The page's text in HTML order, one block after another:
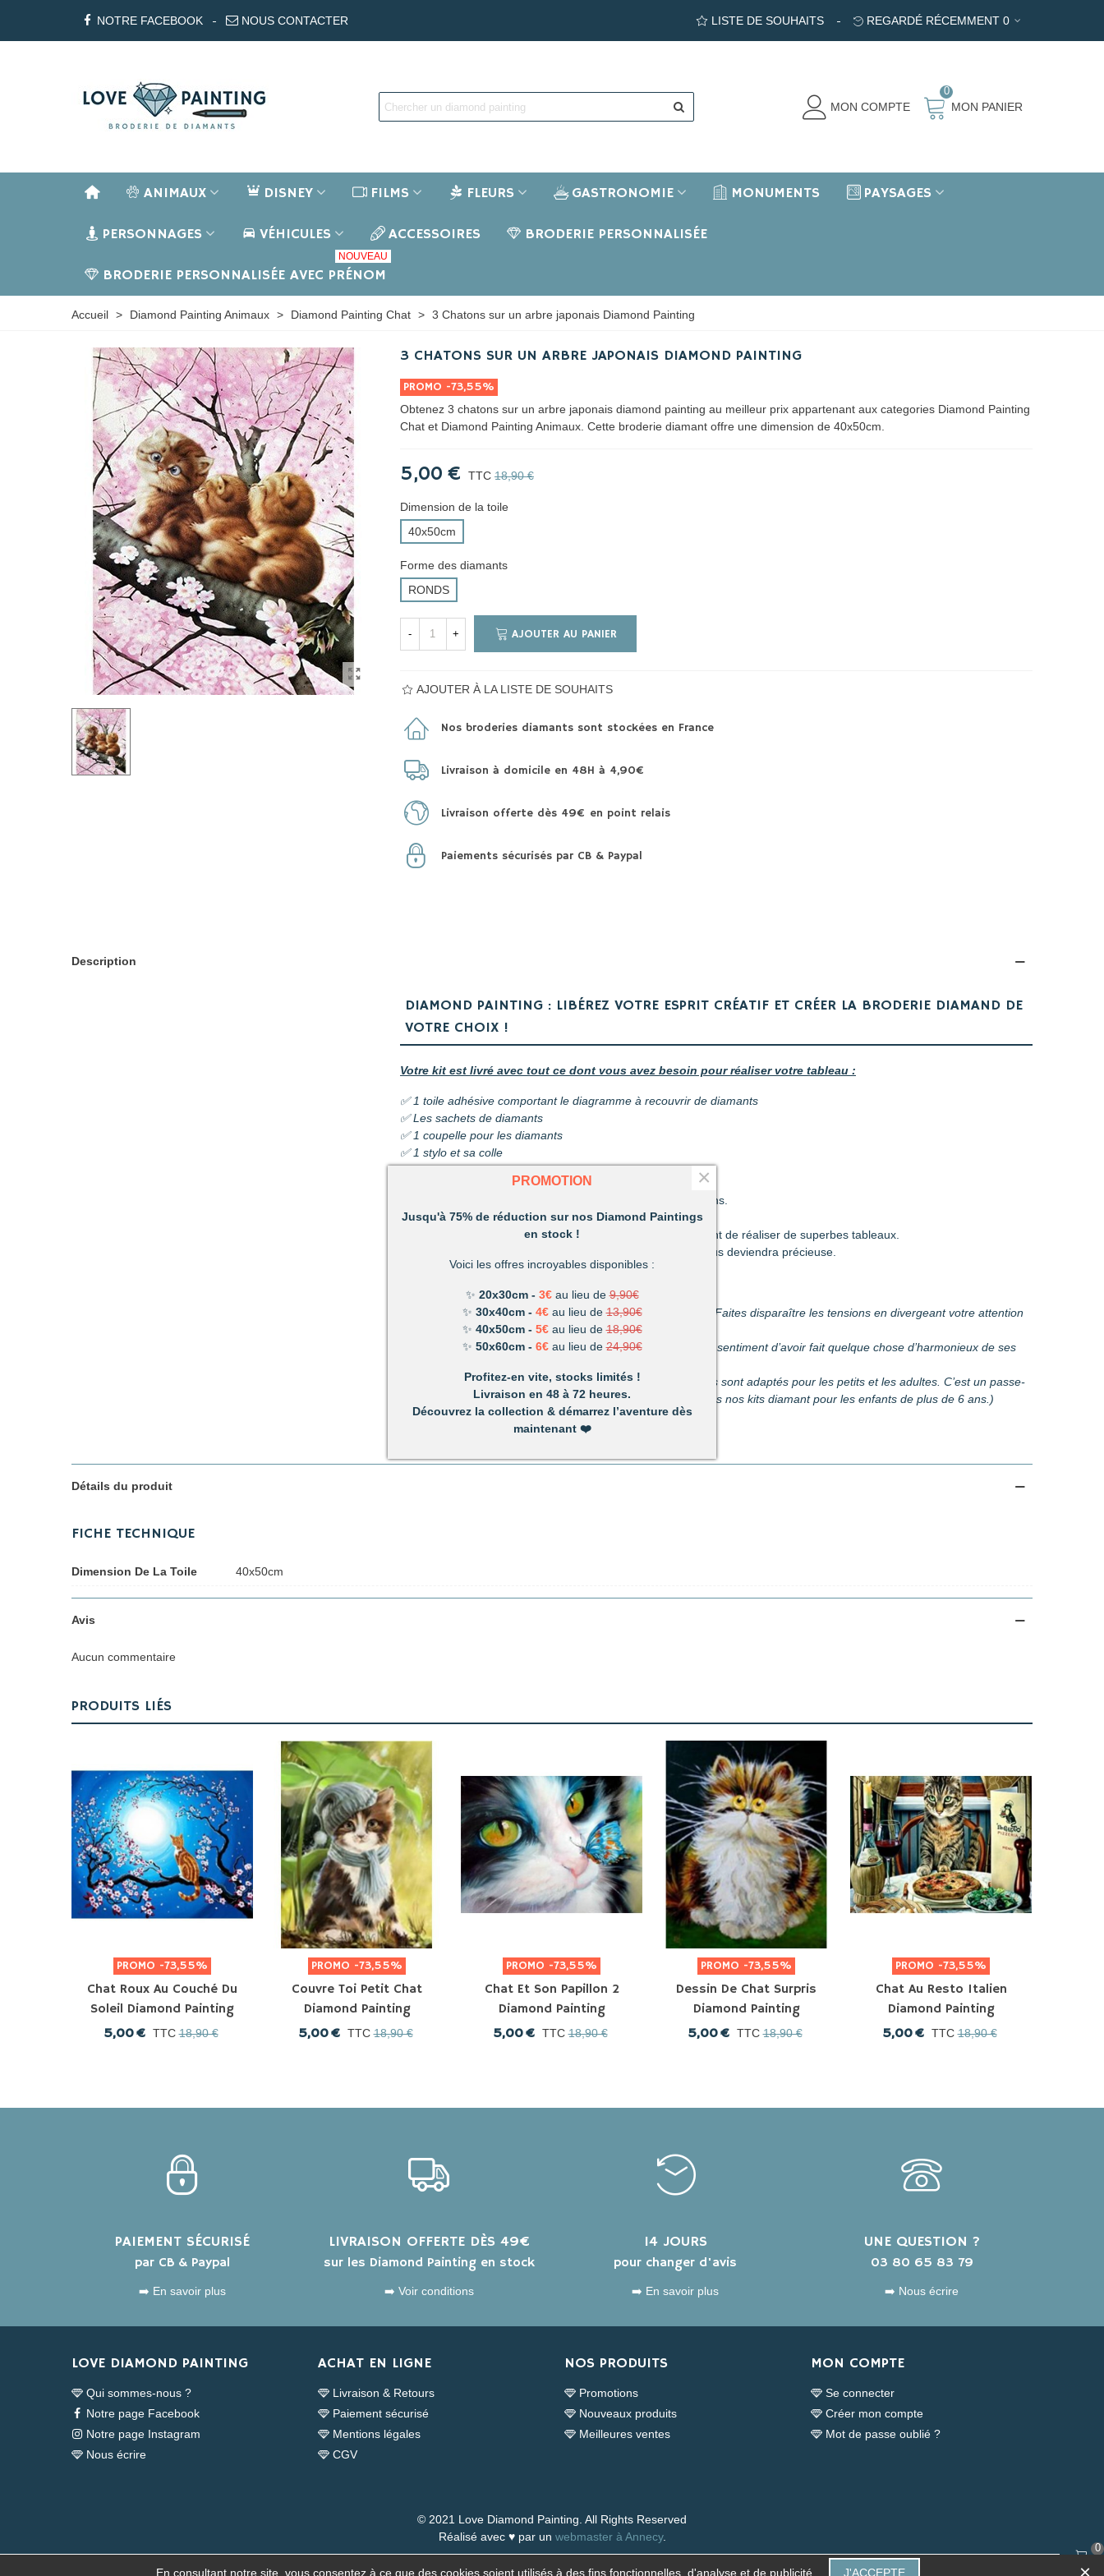
NOTRE FACEBOOK NOUS CONTACTER LISTE DE SOUHAITS REGARDÉ RÉCEMMENT 0
MON COMPTE
0
MON PANIER
ANIMAUX DISNEY FILMS FLEURS GASTRONOMIE MONUMENTS PAYSAGES
PERSONNAGES VÉHICULES ACCESSOIRES BRODERIE PERSONNALISÉE
BRODERIE PERSONNALISÉE AVEC PRÉNOM
NOUVEAU
Accueil > Diamond Painting Animaux > Diamond Painting Chat > 3 Chatons sur un arbre japonais Diamond Painting
3 CHATONS SUR UN ARBRE JAPONAIS DIAMOND PAINTING
PROMO -73,55%
Obtenez 3 chatons sur un arbre japonais diamond painting au meilleur prix appartenant aux categories Diamond Painting
Chat et Diamond Painting Animaux. Cette broderie diamant offre une dimension de 40x50cm.
5,00 € TTC 18,90 €
Dimension de la toile
40x50cm
Forme des diamants
RONDS
- + AJOUTER AU PANIER
AJOUTER À LA LISTE DE SOUHAITS
Nos broderies diamants sont stockées en France
Livraison à domicile en 48H à 4,90€
Livraison offerte dès 49€ en point relais
Paiements sécurisés par CB & Paypal
Description
DIAMOND PAINTING : LIBÉREZ VOTRE ESPRIT CRÉATIF ET CRÉER LA BRODERIE DIAMAND DE
VOTRE CHOIX !
Votre kit est livré avec tout ce dont vous avez besoin pour réaliser votre tableau :
✅ 1 toile adhésive comportant le diagramme à recouvrir de diamants
✅ Les sachets de diamants
✅ 1 coupelle pour les diamants
✅ 1 stylo et sa colle
✅ 1 pince
Découvrez une activité unique à réaliser de ses propres mains.
C’est ludique, amusant et les résultats en valent la peine !
Un mélange de patience et de technique qui vous permettront de réaliser de superbes tableaux.
Très vite vous vous apercevrez combien votre réalisation vous deviendra précieuse.
Détente et relaxation : La vie peut parfois être stressante. Faites disparaître les tensions en divergeant votre attention
du stress du quotidien.
Améliore votre dextérité :rien n’est plus satisfaisant que le sentiment d’avoir fait quelque chose d’harmonieux de ses
Activité pour les enfants et les adultes :facile à utiliser, ils sont adaptés pour les petits et les adultes. C’est un passe-
temps parfait pour s’amuser en famille. (Nous recommandons nos kits diamant pour les enfants de plus de 6 ans.)
Détails du produit
FICHE TECHNIQUE
Dimension De La Toile 40x50cm
Avis
Aucun commentaire
PRODUITS LIÉS
PROMO -73,55%
Chat Roux Au Couché Du
Soleil Diamond Painting
5,00 € TTC 18,90 €
PROMO -73,55%
Couvre Toi Petit Chat
Diamond Painting
5,00 € TTC 18,90 €
PROMO -73,55%
Chat Et Son Papillon 2
Diamond Painting
5,00 € TTC 18,90 €
PROMO -73,55%
Dessin De Chat Surpris
Diamond Painting
5,00 € TTC 18,90 €
PROMO -73,55%
Chat Au Resto Italien
Diamond Painting
5,00 € TTC 18,90 €
PAIEMENT SÉCURISÉ
par CB & Paypal
➡️ En savoir plus
LIVRAISON OFFERTE DÈS 49€
sur les Diamond Painting en stock
➡️ Voir conditions
14 JOURS
pour changer d'avis
➡️ En savoir plus
UNE QUESTION ?
03 80 65 83 79
➡️ Nous écrire
LOVE DIAMOND PAINTING
Qui sommes-nous ?
Notre page Facebook
Notre page Instagram
Nous écrire
ACHAT EN LIGNE
Livraison & Retours
Paiement sécurisé
Mentions légales
CGV
NOS PRODUITS
Promotions
Nouveaux produits
Meilleures ventes
MON COMPTE
Se connecter
Créer mon compte
Mot de passe oublié ?
© 2021 Love Diamond Painting. All Rights Reserved
Réalisé avec ♥ par un webmaster à Annecy.
Panier
0
PROMOTION
Jusqu'à 75% de réduction sur nos Diamond Paintings
en stock !
Voici les offres incroyables disponibles :
✨ 20x30cm - 3€au lieu de9,90€
✨ 30x40cm - 4€ au lieu de 13,90€
✨ 40x50cm - 5€ au lieu de18,90€
✨ 50x60cm - 6€ au lieu de 24,90€
Profitez-en vite, stocks limités !
Livraison en 48 à 72 heures.
Découvrez la collection & démarrez l’aventure dès
maintenant❤️
×
En consultant notre site, vous consentez à ce que des cookies soient utilisés à des fins fonctionnelles, d'analyse et de publicité. J'ACCEPTE
Surveillance de la sécurité par